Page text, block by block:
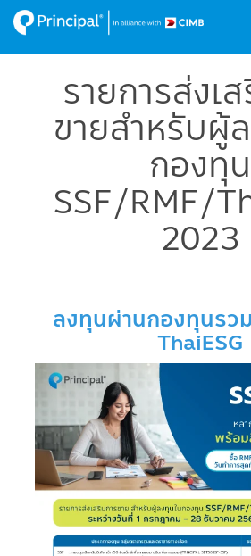
Skip
to
main
รายการส่งเ
ขายสำหรับผู้
กองทุน
SSF/RMF/
2023
ลงทุนผ่านกองทุนรวม
ThaiESG
Image